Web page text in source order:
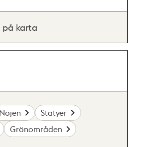
på karta
Nöjen
Statyer
Grönområden